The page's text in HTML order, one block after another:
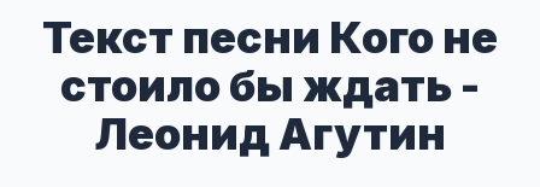
Текст песни Кого не
стоило бы ждать -
Леонид Агутин